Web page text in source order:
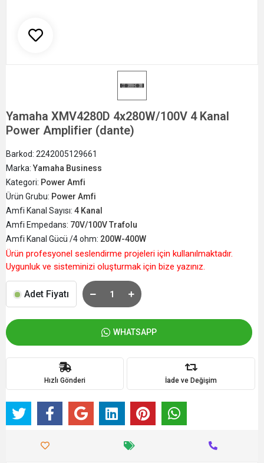
Yamaha XMV4280D 4x280W/100V 4 Kanal
Power Amplifier (dante)
Barkod: 2242005129661
Marka:Yamaha Business
Kategori: Power Amfi
Ürün Grubu: Power Amfi
Amfi Kanal Sayısı: 4 Kanal
Amfi Empedans: 70V/100V Trafolu
Amfi Kanal Gücü /4 ohm: 200W-400W
Ürün profesyonel seslendirme projeleri için kullanılmaktadır.
Uygunluk ve sisteminizi oluşturmak için bize yazınız.
Adet Fiyatı
WHATSAPP
Hızlı Gönderi İade ve Değişim